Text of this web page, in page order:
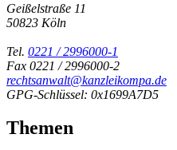
Geißelstraße 11
50823 Köln
Tel. 0221 / 2996000-1
Fax 0221 / 2996000-2
rechtsanwalt@kanzleikompa.de
GPG-Schlüssel: 0x1699A7D5
Themen